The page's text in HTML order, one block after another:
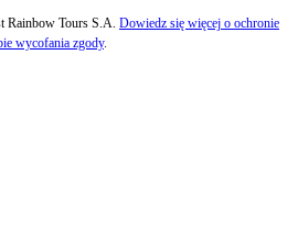
Rainbow Tours S.A. Dowiedz się więcej o ochronie
wycofania zgody.